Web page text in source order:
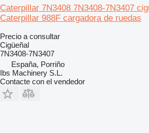
Caterpillar 7N3408 7N3408-7N3407
Caterpillar 988F cargadora de ruedas
Precio a consultar
Cigüeñal
7N3408-7N3407
España, Porriño
Ibs Machinery S.L.
Contacte con el vendedor